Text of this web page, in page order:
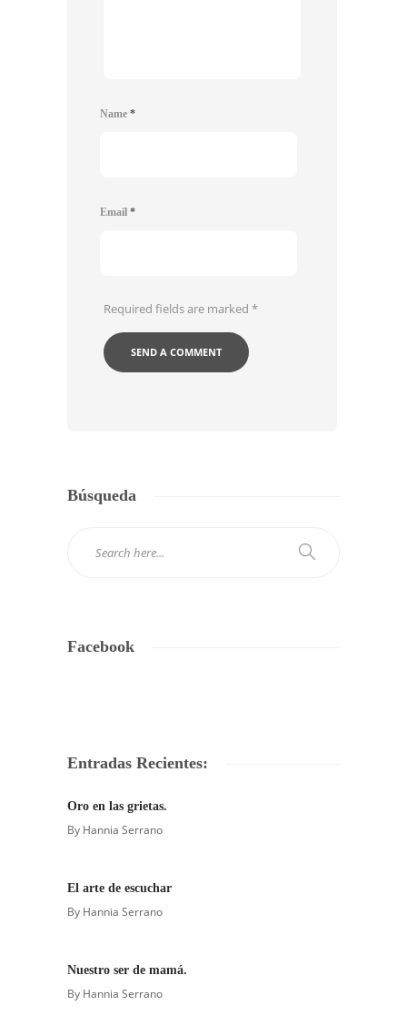
Name *
Email *
Required fields are marked *
Búsqueda
Facebook
Entradas Recientes:
Oro en las grietas.
By Hannia Serrano
El arte de escuchar
By Hannia Serrano
Nuestro ser de mamá.
By Hannia Serrano